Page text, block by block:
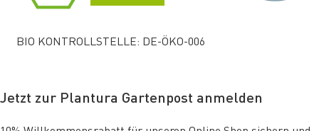
BIO KONTROLLSTELLE: DE-ÖKO-006
Jetzt zur Plantura Gartenpost anmelden